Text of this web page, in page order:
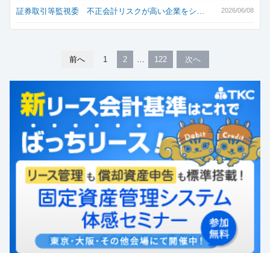
2026/06/08
証券取引等監視委 不正会計リスクが高い企業をシ…
前へ 1 2 122 次へ